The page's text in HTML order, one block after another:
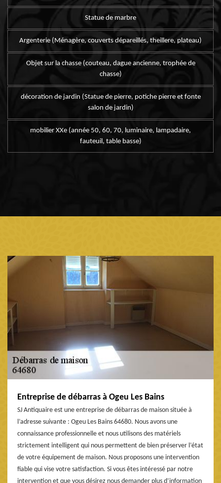
Statue de marbre
Argenterie (Ménagère, couverts dépareillés, theillere, plateau)
Objet sur la chasse (couteau, dague ancienne, trophée de
chasse)
décoration de jardin (Statue de pierre, potiche pierre et fonte
salon de jardin)
mobilier XXe (année 50, 60, 70, luminaire, lampadaire,
fauteuil, table basse)
Entreprise de débarras à Ogeu Les Bains
SJ Antiquaire est une entreprise de débarras de maison située à
l’adresse suivante : Ogeu Les Bains 64680. Nous avons une
connaissance professionnelle et nous utilisons des matériels
strictement intelligent qui nous permettent de bien préserver l’état
de votre équipement de maison. Nous proposons une intervention
fiable qui vise votre satisfaction. Si vous êtes intéressé par notre
intervention et que vous désirez nous demander plus d’information